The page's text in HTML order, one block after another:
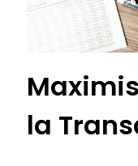
la